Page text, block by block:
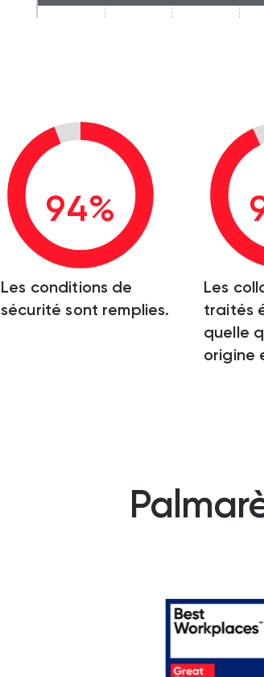
94%
Les conditions de
sécurité sont remplies.
Les
traités
quelle
origine